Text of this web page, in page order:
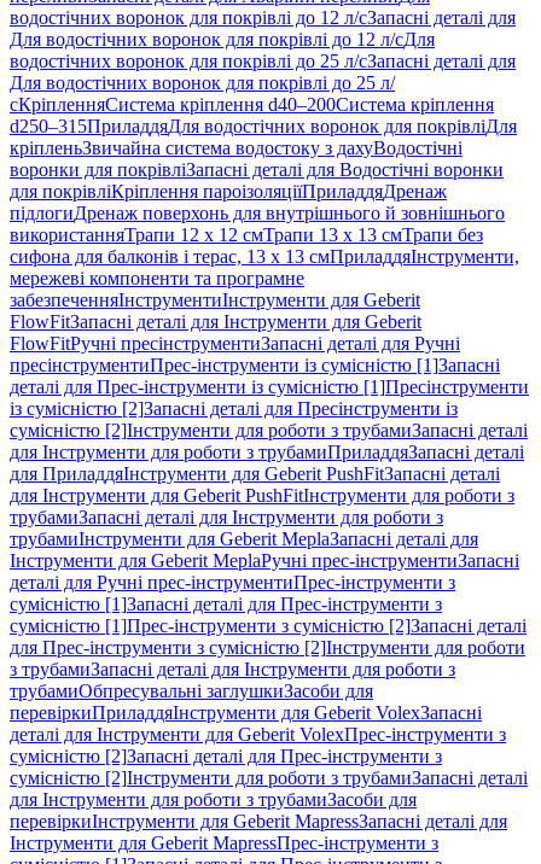
водостічних воронок для покрівлі до 12 л/сЗапасні деталі для
Для водостічних воронок для покрівлі до 12 л/сДля
водостічних воронок для покрівлі до 25 л/сЗапасні деталі для
Для водостічних воронок для покрівлі до 25 л/
сКріпленняСистема кріплення d40–200Система кріплення
d250–315ПриладдяДля водостічних воронок для покрівліДля
кріпленьЗвичайна система водостоку з дахуВодостічні
воронки для покрівліЗапасні деталі для Водостічні воронки
для покрівліКріплення пароізоляціїПриладдяДренаж
підлогиДренаж поверхонь для внутрішнього й зовнішнього
використанняТрапи 12 x 12 смТрапи 13 x 13 смТрапи без
сифона для балконів і терас, 13 x 13 смПриладдяІнструменти,
мережеві компоненти та програмне
забезпеченняІнструментиІнструменти для Geberit
FlowFitЗапасні деталі для Інструменти для Geberit
FlowFitРучні пресінструментиЗапасні деталі для Ручні
пресінструментиПрес-інструменти із сумісністю [1]Запасні
деталі для Прес-інструменти із сумісністю [1]Пресінструменти
із сумісністю [2]Запасні деталі для Пресінструменти із
сумісністю [2]Інструменти для роботи з трубамиЗапасні деталі
для Інструменти для роботи з трубамиПриладдяЗапасні деталі
для ПриладдяІнструменти для Geberit PushFitЗапасні деталі
для Інструменти для Geberit PushFitІнструменти для роботи з
трубамиЗапасні деталі для Інструменти для роботи з
трубамиІнструменти для Geberit MeplaЗапасні деталі для
Інструменти для Geberit MeplaРучні прес-інструментиЗапасні
деталі для Ручні прес-інструментиПрес-інструменти з
сумісністю [1]Запасні деталі для Прес-інструменти з
сумісністю [1]Прес-інструменти з сумісністю [2]Запасні деталі
для Прес-інструменти з сумісністю [2]Інструменти для роботи
з трубамиЗапасні деталі для Інструменти для роботи з
трубамиОбпресувальні заглушкиЗасоби для
перевіркиПриладдяІнструменти для Geberit VolexЗапасні
деталі для Інструменти для Geberit VolexПрес-інструменти з
сумісністю [2]Запасні деталі для Прес-інструменти з
сумісністю [2]Інструменти для роботи з трубамиЗапасні деталі
для Інструменти для роботи з трубамиЗасоби для
перевіркиІнструменти для Geberit MapressЗапасні деталі для
Інструменти для Geberit MapressПрес-інструменти з